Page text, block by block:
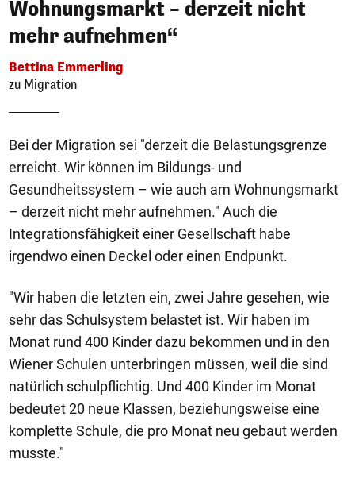
Wohnungsmarkt – derzeit nicht
mehr aufnehmen“
Bettina Emmerling
zu Migration
Bei der Migration sei "derzeit die Belastungsgrenze
erreicht. Wir können im Bildungs- und
Gesundheitssystem – wie auch am Wohnungsmarkt
– derzeit nicht mehr aufnehmen." Auch die
Integrationsfähigkeit einer Gesellschaft habe
irgendwo einen Deckel oder einen Endpunkt.
"Wir haben die letzten ein, zwei Jahre gesehen, wie
sehr das Schulsystem belastet ist. Wir haben im
Monat rund 400 Kinder dazu bekommen und in den
Wiener Schulen unterbringen müssen, weil die sind
natürlich schulpflichtig. Und 400 Kinder im Monat
bedeutet 20 neue Klassen, beziehungsweise eine
komplette Schule, die pro Monat neu gebaut werden
musste."